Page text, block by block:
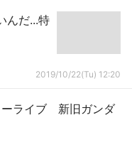
んだ...特
2019/10/22(Tu) 12:20
ーライブ 新旧ガンダ